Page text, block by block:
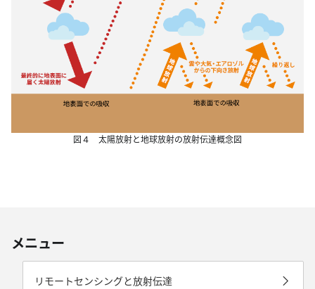
図４ 太陽放射と地球放射の放射伝達概念図
メニュー
リモートセンシングと放射伝達